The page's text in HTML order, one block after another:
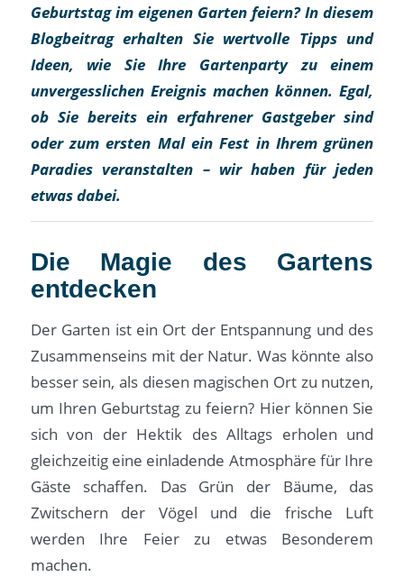
Geburtstag im eigenen Garten feiern? In diesem
Blogbeitrag erhalten Sie wertvolle Tipps und
Ideen, wie Sie Ihre Gartenparty zu einem
unvergesslichen Ereignis machen können. Egal,
ob Sie bereits ein erfahrener Gastgeber sind
oder zum ersten Mal ein Fest in Ihrem grünen
Paradies veranstalten – wir haben für jeden
etwas dabei.
Die Magie des Gartens
entdecken
Der Garten ist ein Ort der Entspannung und des
Zusammenseins mit der Natur. Was könnte also
besser sein, als diesen magischen Ort zu nutzen,
um Ihren Geburtstag zu feiern? Hier können Sie
sich von der Hektik des Alltags erholen und
gleichzeitig eine einladende Atmosphäre für Ihre
Gäste schaffen. Das Grün der Bäume, das
Zwitschern der Vögel und die frische Luft
werden Ihre Feier zu etwas Besonderem
machen.